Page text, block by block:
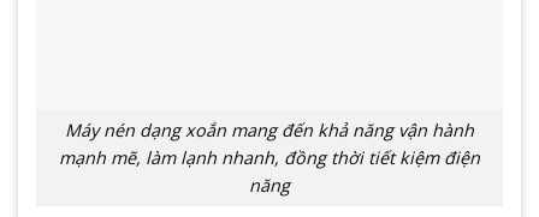
Máy nén dạng xoắn mang đến khả năng vận hành
mạnh mẽ, làm lạnh nhanh, đồng thời tiết kiệm điện
năng